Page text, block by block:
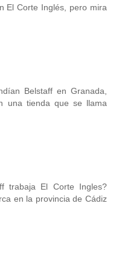
El Corte Inglés, pero mira
Belstaff en Granada,
una tienda que se llama
trabaja El Corte Ingles?
en la provincia de Cádiz